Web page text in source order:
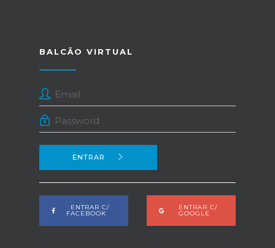
BALCÃO VIRTUAL
ENTRAR
ENTRAR C/
FACEBOOK
ENTRAR C/
GOOGLE